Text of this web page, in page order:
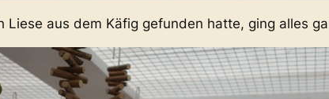
Liese aus dem Käfig gefunden hatte, ging alles